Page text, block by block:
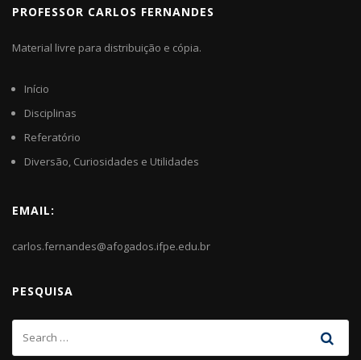
PROFESSOR CARLOS FERNANDES
Material livre para distribuição e cópia.
Início
Disciplinas
Referatório
Diversão, Curiosidades e Utilidades
EMAIL:
carlos.fernandes@afogados.ifpe.edu.br
PESQUISA